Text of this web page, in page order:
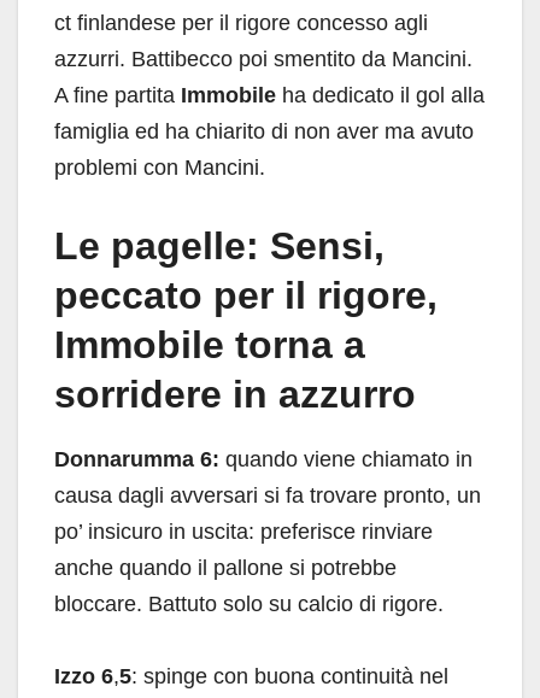
ct finlandese per il rigore concesso agli
azzurri. Battibecco poi smentito da Mancini.
A fine partita Immobile ha dedicato il gol alla
famiglia ed ha chiarito di non aver ma avuto
problemi con Mancini.
Le pagelle: Sensi,
peccato per il rigore,
Immobile torna a
sorridere in azzurro
Donnarumma 6: quando viene chiamato in
causa dagli avversari si fa trovare pronto, un
po’ insicuro in uscita: preferisce rinviare
anche quando il pallone si potrebbe
bloccare. Battuto solo su calcio di rigore.
Izzo 6,5: spinge con buona continuità nel